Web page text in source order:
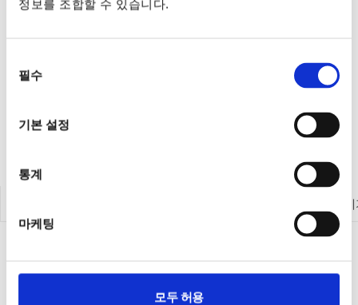
정보를 조합할 수 있습니다.
선택
필수
기본 설정
통계
마케팅
모두 허용
계측